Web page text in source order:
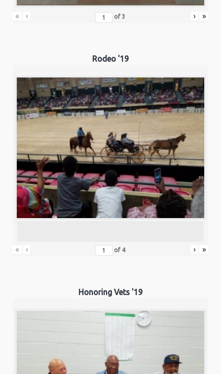
« ‹ of3 › »
Rodeo '19
« ‹ of 4 › »
Honoring Vets '19